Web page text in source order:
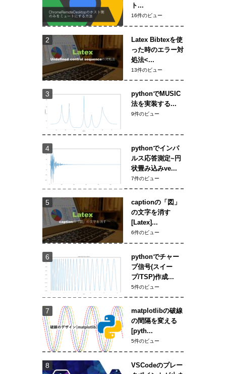
ト...
16件のビュー
Latex Bibtexを使
った時のエラー対
処法<...
13件のビュー
pythonでMUSIC
法を実装する...
9件のビュー
pythonでインパ
ルス応答測定~円
状畳み込みve...
7件のビュー
captionの「図」
の文字を消す
[Latex]...
6件のビュー
pythonでチャー
プ信号(スイー
プ/TSP)作成...
5件のビュー
matplotlibの破線
の間隔を変える
[pyth...
5件のビュー
VSCodeのプレー